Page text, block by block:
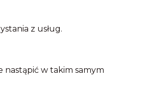
z usług.
nastąpić w takim samym